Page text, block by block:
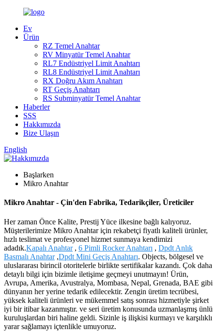
Ev
Ürün
RZ Temel Anahtar
RV Minyatür Temel Anahtar
RL7 Endüstriyel Limit Anahtarı
RL8 Endüstriyel Limit Anahtarı
RX Doğru Akım Anahtarı
RT Geçiş Anahtarı
RS Subminyatür Temel Anahtar
Haberler
SSS
Hakkımızda
Bize Ulaşın
English
Başlarken
Mikro Anahtar
Mikro Anahtar - Çin'den Fabrika, Tedarikçiler, Üreticiler
Her zaman Önce Kalite, Prestij Yüce ilkesine bağlı kalıyoruz.
Müşterilerimize Mikro Anahtar için rekabetçi fiyatlı kaliteli ürünler,
hızlı teslimat ve profesyonel hizmet sunmaya kendimizi
adadık.Kapalı Anahtar, 6 Pimli Rocker Anahtarı , Dpdt Anlık
Basmalı Anahtar,Dpdt Mini Geçiş Anahtarı. Objects, bölgesel ve
uluslararası birincil otoritelerle birlikte sertifikalar kazandı. Çok daha
detaylı bilgi için bizimle iletişime geçmeyi unutmayın! Ürün,
Avrupa, Amerika, Avustralya, Mombasa, Nepal, Grenada, BAE gibi
dünyanın her yerine tedarik edilecektir. Zengin üretim tecrübesi,
yüksek kaliteli ürünleri ve mükemmel satış sonrası hizmetiyle şirket
iyi bir itibar kazanmıştır. ve seri üretim konusunda uzmanlaşmış ünlü
kuruluşlardan biri haline geldi. Sizinle iş ilişkisi kurmayı ve karşılıklı
yarar sağlamayı içtenlikle umuyoruz.